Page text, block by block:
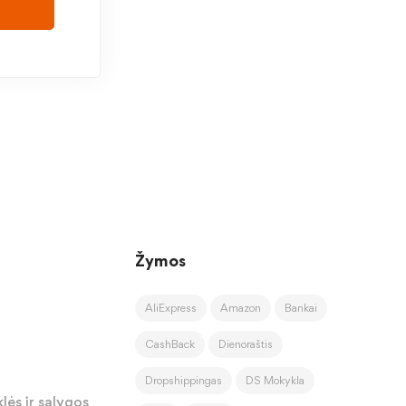
ir sąlygos
Žymos
AliExpress Amazon Bankai
CashBack Dienoraštis
Dropshippingas DS Mokykla